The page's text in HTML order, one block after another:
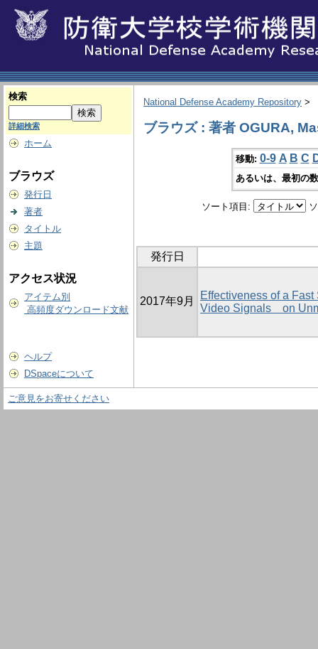
検索
詳細検索
ホーム
ブラウズ
発行日
著者
タイトル
主題
アクセス状況
アイテム別
高頻度ダウンロード文献
ヘルプ
DSpaceについて
National Defense Academy Repository >
ブラウズ : 著者 OGURA,
移動: 0-9 A B C
あるいは、最初の
ソート項目:
発行日
2017年9月
Effectiveness of a
Video Signals on
ご意見をお寄せください